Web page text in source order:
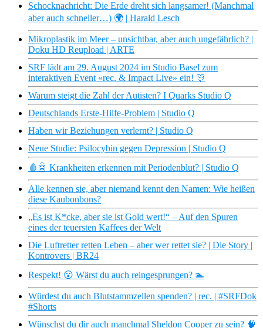
Schocknachricht: Die Erde dreht sich langsamer! (Manchmal
aber auch schneller…) 🌍 | Harald Lesch
Mikroplastik im Meer – unsichtbar, aber auch ungefährlich? |
Doku HD Reupload | ARTE
SRF lädt am 29. August 2024 im Studio Basel zum
interaktiven Event «rec. & Impact Live» ein! 🎊
Warum steigt die Zahl der Autisten? I Quarks Studio Q
Deutschlands Erste-Hilfe-Problem | Studio Q
Haben wir Beziehungen verlernt? | Studio Q
Neue Studie: Psilocybin gegen Depression | Studio Q
🩸🤖 Krankheiten erkennen mit Periodenblut? | Studio Q
Alle kennen sie, aber niemand kennt den Namen: Wie heißen
diese Kaubonbons?
„Es ist K*cke, aber sie ist Gold wert!“ – Auf den Spuren
eines der teuersten Kaffees der Welt
Die Luftretter retten Leben – aber wer rettet sie? | Die Story |
Kontrovers | BR24
Respekt! 😮 Wärst du auch reingesprungen? 🏊
Würdest du auch Blutstammzellen spenden? | rec. | #SRFDok
#Shorts
Wünschst du dir auch manchmal Sheldon Cooper zu sein? 🧠